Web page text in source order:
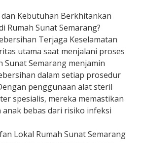
Kebutuhan Berkhitankan
Rumah Sunat Semarang?
Terjaga Keselamatan
utama saat menjalani proses
Sunat Semarang menjamin
dalam setiap prosedur
penggunaan alat steril
spesialis, mereka memastikan
bebas dari risiko infeksi
Lokal Rumah Sunat Semarang